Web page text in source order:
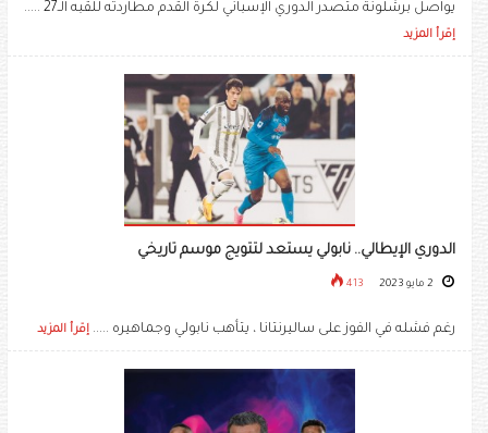
يواصل برشلونة متصدر الدوري الإسباني لكرة القدم مطاردته للقبه الـ27 .....
إقرأ المزيد
الدوري الإيطالي.. نابولي يستعد لتتويج موسم تاريخي
413
رغم فشله في الفوز على ساليرنتانا ، يتأهب نابولي وجماهيره ..... إقرأ المزيد